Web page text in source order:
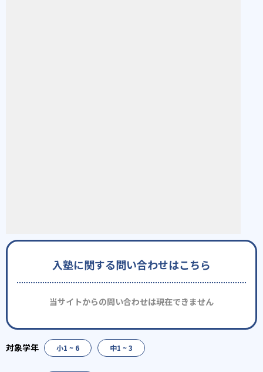
入塾に関する問い合わせはこちら
当サイトからの問い合わせは現在できません
小1 ~ 6 中1 ~ 3